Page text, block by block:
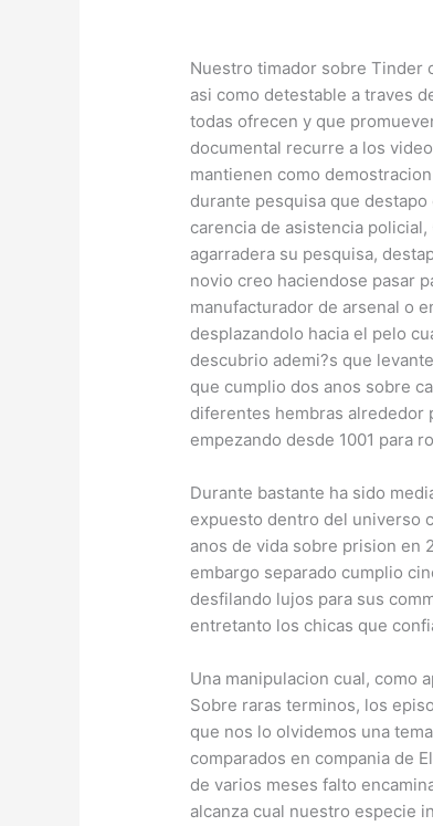
Nuestro timador sobre Tinder
asi­ como detestable a traves
todas ofrecen y que
documental recurre a los
mantienen como
durante pesquisa que
carencia de asistencia
agarradera su pesquisa,
novio creo haciendose pasar
manufacturador de arsenal o
desplazandolo hacia el pelo
descubrio ademi?s que
que cumplio dos anos sobre
diferentes hembras alrededor
empezando desde 1001 para
Durante bastante ha sido
expuesto dentro del universo
anos de vida sobre prision en
embargo separado cumplio
desfilando lujos para sus
entretanto los chicas que
Una manipulacion cual, como
Sobre raras terminos, los
que nos lo olvidemos una
comparados en compania de
de varios meses falto
alcanza cual nuestro especie